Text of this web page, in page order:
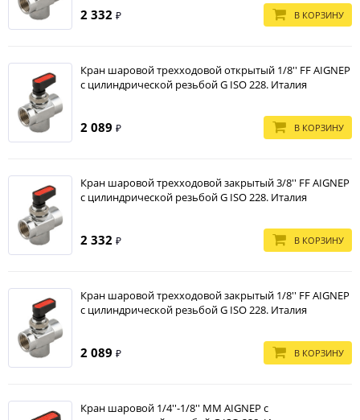
2 332 ₽ В КОРЗИНУ
Кран шаровой трехходовой открытый 1/8'' FF AIGNEP
с цилиндрической резьбой G ISO 228. Италия
2 089 ₽ В КОРЗИНУ
Кран шаровой трехходовой закрытый 3/8'' FF AIGNEP
с цилиндрической резьбой G ISO 228. Италия
2 332 ₽ В КОРЗИНУ
Кран шаровой трехходовой закрытый 1/8'' FF AIGNEP
с цилиндрической резьбой G ISO 228. Италия
2 089 ₽ В КОРЗИНУ
Кран шаровой 1/4''-1/8'' MM AIGNEP с